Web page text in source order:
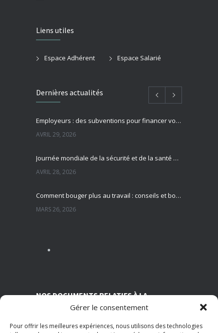
Gérer le consentement
Pour offrir les meilleures expériences, nous utilisons des technologies
Liens utiles
Espace Adhérent Espace Salarié
Dernières actualités
Employeurs : des subventions pour financer vos actions de prévention des risques professionnels
AVRIL 29, 2026
Journée mondiale de la sécurité et de la santé au travail : focus sur la prévention des risques professionnels
AVRIL 28, 2026
Comment bouger plus au travail : conseils et bonnes pratiques pour préserver sa santé
MARS 26, 2026
MARS 13, 2026
NOS DOCUMENTS RELATIFS À LA
TRANSPARENCE SUR NOS CONDITIONS